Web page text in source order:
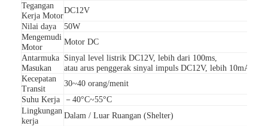
Tur Pabrik
Kontrol Kualitas
Berita
Kasus-kasus
bicara sekarang
Tegangan
Kerja Motor
DC12V
Nilai daya
50W
Mengemudi
Motor
Motor DC
Antarmuka
Masukan
Sinyal level listrik DC12V, lebih dari 100ms,
atau arus penggerak sinyal impuls DC12V, lebih 10mA
Kecepatan
Transit
30~40 orang/menit
Suhu Kerja
－40°C~55°C
Lingkungan
kerja
Dalam / Luar Ruangan (Shelter)